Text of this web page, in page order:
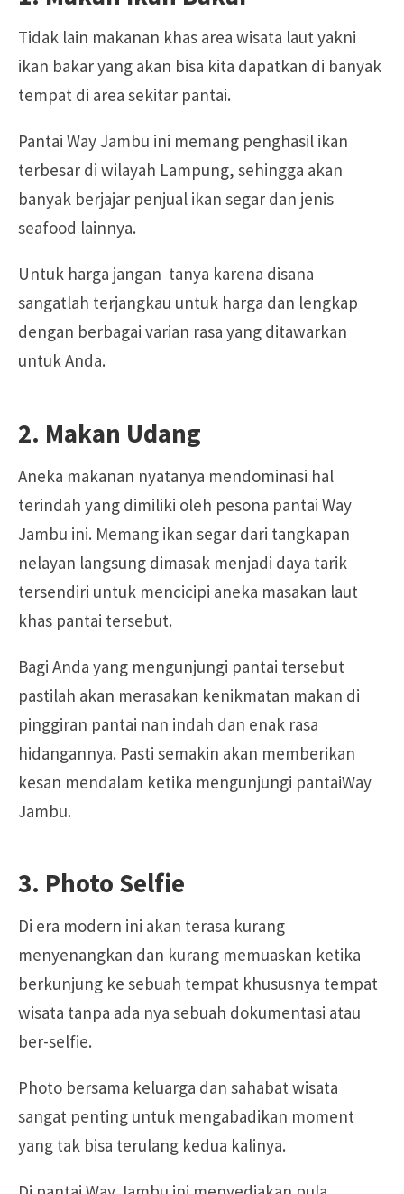
Tidak lain makanan khas area wisata laut yakni
ikan bakar yang akan bisa kita dapatkan di banyak
tempat di area sekitar pantai.
Pantai Way Jambu ini memang penghasil ikan
terbesar di wilayah Lampung, sehingga akan
banyak berjajar penjual ikan segar dan jenis
seafood lainnya.
Untuk harga jangan tanya karena disana
sangatlah terjangkau untuk harga dan lengkap
dengan berbagai varian rasa yang ditawarkan
untuk Anda.
2. Makan Udang
Aneka makanan nyatanya mendominasi hal
terindah yang dimiliki oleh pesona pantai Way
Jambu ini. Memang ikan segar dari tangkapan
nelayan langsung dimasak menjadi daya tarik
tersendiri untuk mencicipi aneka masakan laut
khas pantai tersebut.
Bagi Anda yang mengunjungi pantai tersebut
pastilah akan merasakan kenikmatan makan di
pinggiran pantai nan indah dan enak rasa
hidangannya. Pasti semakin akan memberikan
kesan mendalam ketika mengunjungi pantaiWay
Jambu.
3. Photo Selfie
Di era modern ini akan terasa kurang
menyenangkan dan kurang memuaskan ketika
berkunjung ke sebuah tempat khususnya tempat
wisata tanpa ada nya sebuah dokumentasi atau
ber-selfie.
Photo bersama keluarga dan sahabat wisata
sangat penting untuk mengabadikan moment
yang tak bisa terulang kedua kalinya.